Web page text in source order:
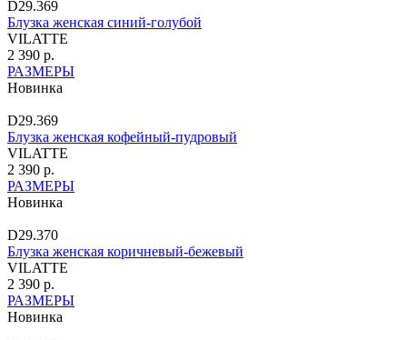
D29.369
Блузка женская синий-голубой
VILATTE
2 390 р.
РАЗМЕРЫ
Новинка
D29.369
Блузка женская кофейный-пудровый
VILATTE
2 390 р.
РАЗМЕРЫ
Новинка
D29.370
Блузка женская коричневый-бежевый
VILATTE
2 390 р.
РАЗМЕРЫ
Новинка